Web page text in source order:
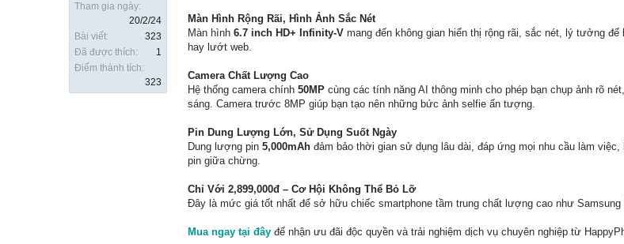
Tham gia ngày:
20/2/24
Bài viết:
323
Đã được thích:
1
Điểm thành tích:
323
Màn Hình Rộng Rãi, Hình Ảnh Sắc Nét
Màn hình 6.7 inch HD+ Infinity-V mang đến không gian hiển thị rộng rãi, sắc nét, lý tưởng
hay lướt web.
Camera Chất Lượng Cao
Hệ thống camera chính 50MP cùng các tính năng AI thông minh cho phép bạn chụp ảnh rõ
sáng. Camera trước 8MP giúp bạn tạo nên những bức ảnh selfie ấn tượng.
Pin Dung Lượng Lớn, Sử Dụng Suốt Ngày
Dung lượng pin 5,000mAh đảm bảo thời gian sử dụng lâu dài, đáp ứng mọi nhu cầu làm
pin giữa chừng.
Chỉ Với 2,899,000đ – Cơ Hội Không Thể Bỏ Lỡ
Đây là mức giá tốt nhất để sở hữu chiếc smartphone tầm trung chất lượng cao như Samsung
Mua ngay tại đây để nhận ưu đãi độc quyền và trải nghiệm dịch vụ chuyên nghiệp từ